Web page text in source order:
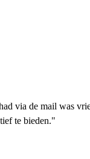
via de mail was
te bieden."